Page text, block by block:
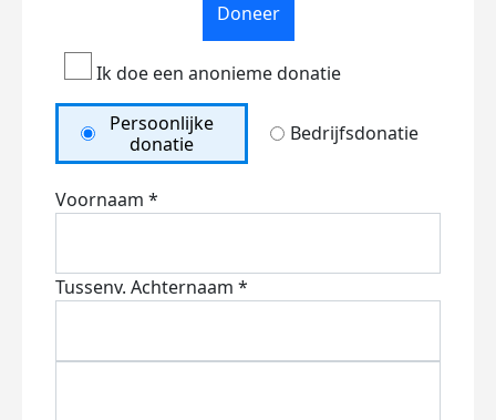
Doneer
Ik doe een anonieme donatie
Persoonlijke
donatie
Bedrijfsdonatie
Voornaam *
Tussenv. Achternaam *